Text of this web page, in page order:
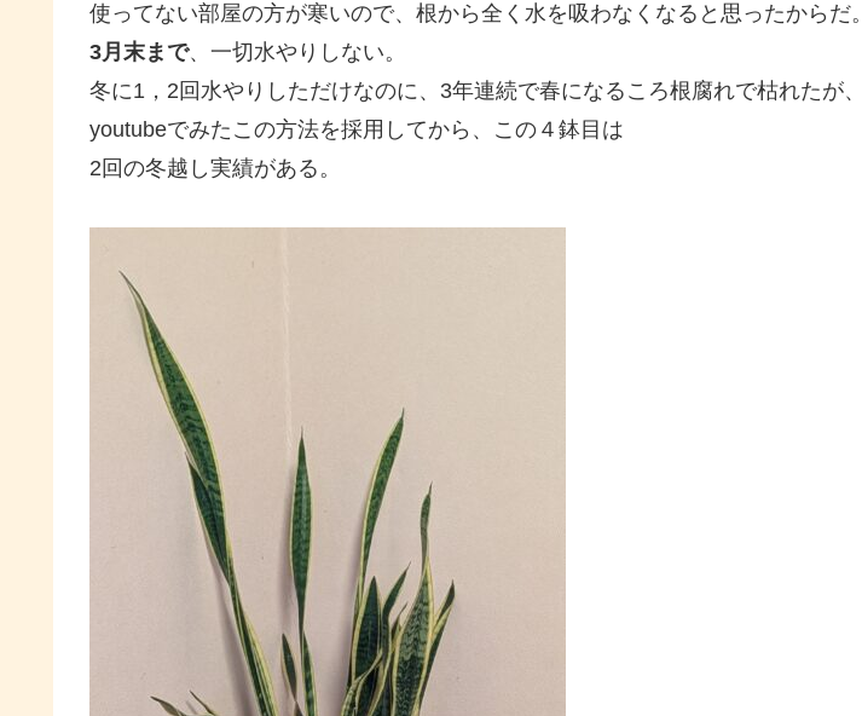
使ってない部屋の方が寒いので、根から全く水を吸わなくなると思ったからだ。
3月末まで、一切水やりしない。
冬に1，2回水やりしただけなのに、3年連続で春になるころ根腐れで枯れたが、
youtubeでみたこの方法を採用してから、この４鉢目は
2回の冬越し実績がある。